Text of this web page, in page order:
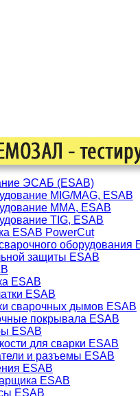
ЭСАБ (ESAB)
MIG/MAG, ESAB
ММА, ESAB
TIG, ESAB
ESAB PowerCut
оборудования
защиты ESAB
ESAB
ESAB
сварочных дымов ESAB
покрывала ESAB
ESAB
для сварки ESAB
и разъемы ESAB
ESAB
ESAB
ESAB